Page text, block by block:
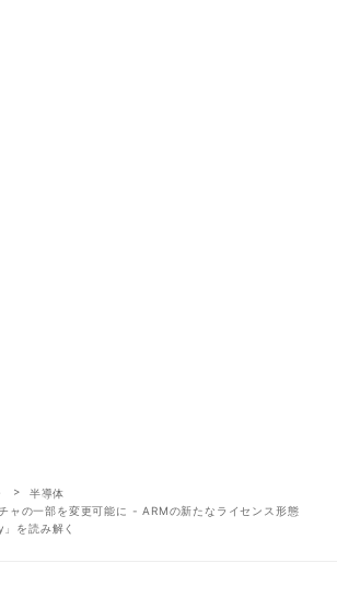
半導体
ャの一部を変更可能に - ARMの新たなライセンス形態
を読み解く